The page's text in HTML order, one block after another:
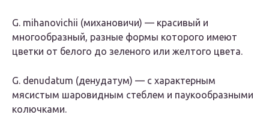
G. mihanovichii (михановичи) — красивый и
многообразный, разные формы которого имеют
цветки от белого до зеленого или желтого цвета.
G. denudatum (денудатум) — с характерным
мясистым шаровидным стеблем и паукообразными
колючками.